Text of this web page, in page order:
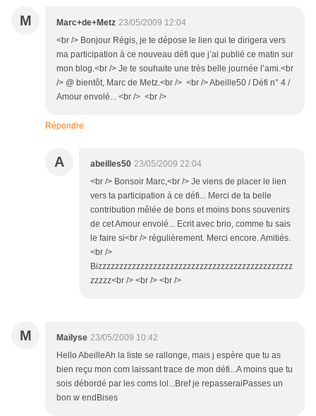
M Marc+de+Metz 23/05/2009 12:04
<br /> Bonjour Régis, je te dépose le lien qui te dirigera vers
ma participation à ce nouveau défi que j’ai publié ce matin sur
mon blog.<br /> Je te souhaite une très belle journée l’ami.<br
/> @ bientôt, Marc de Metz.<br /> <br /> Abeille50 / Défi n° 4 /
Amour envolé... <br /> <br />
Répondre
A abeilles50 23/05/2009 22:04
<br /> Bonsoir Marc,<br /> Je viens de placer le lien
vers ta participation à ce défi... Merci de ta belle
contribution mêlée de bons et moins bons souvenirs
de cet Amour envolé... Ecrit avec brio, comme tu sais
le faire si<br /> régulièrement. Merci encore. Amitiés.
<br />
Bizzzzzzzzzzzzzzzzzzzzzzzzzzzzzzzzzzzzzzzzzzzzzz
zzzzz<br /> <br /> <br />
M Maïlyse 23/05/2009 10:42
Hello AbeilleAh la liste se rallonge, mais j espère que tu as
bien reçu mon com laissant trace de mon défi...A moins que tu
sois débordé par les coms lol...Bref je repasseraiPasses un
bon w endBises